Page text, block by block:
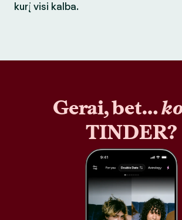
kurį visi kalba.
Gerai, bet…
TINDER?